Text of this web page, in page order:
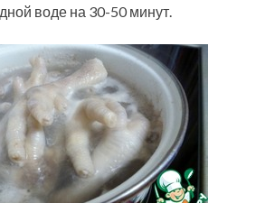
воде на 30-50 минут.